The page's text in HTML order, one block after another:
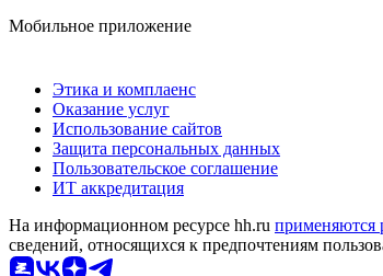
Мобильное приложение
Этика и комплаенс
Оказание услуг
Использование сайтов
Защита персональных данных
Пользовательское соглашение
ИТ аккредитация
На информационном ресурсе hh.ru применяются
сведений, относящихся к предпочтениям